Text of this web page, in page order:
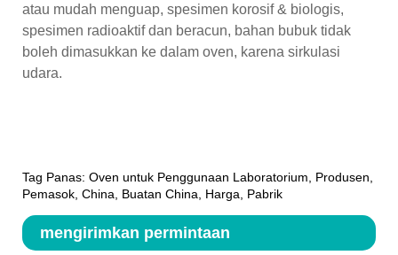
atau mudah menguap, spesimen korosif & biologis,
spesimen radioaktif dan beracun, bahan bubuk tidak
boleh dimasukkan ke dalam oven, karena sirkulasi
udara.
Tag Panas: Oven untuk Penggunaan Laboratorium, Produsen,
Pemasok, China, Buatan China, Harga, Pabrik
mengirimkan permintaan